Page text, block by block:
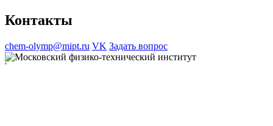
Контакты
chem-olymp@mipt.ru VK Задать вопрос